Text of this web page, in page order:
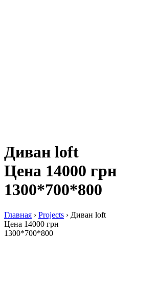
Диван loft
Цена 14000 грн
1300*700*800
Главная › Projects › Диван loft
Цена 14000 грн
1300*700*800